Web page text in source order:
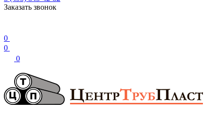
Заказать звонок
0
0
0